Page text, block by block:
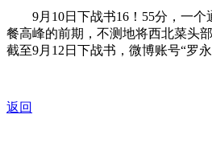
9月10日下战书16！55分，一个
餐高峰的前期，不测地将西北菜头
截至9月12日下战书，微博账号“罗永
返回